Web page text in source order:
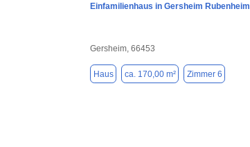
Einfamilienhaus in Gersheim Rubenheim
Gersheim, 66453
Haus ca. 170,00 m² Zimmer 6